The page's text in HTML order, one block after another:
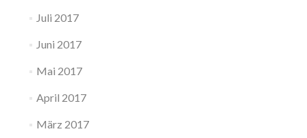
Juli 2017
Juni 2017
Mai 2017
April 2017
März 2017